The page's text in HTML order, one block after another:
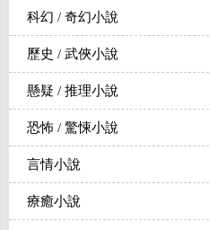
科幻 / 奇幻小說
歷史 / 武俠小說
懸疑 / 推理小說
恐怖 / 驚悚小說
言情小說
療癒小說